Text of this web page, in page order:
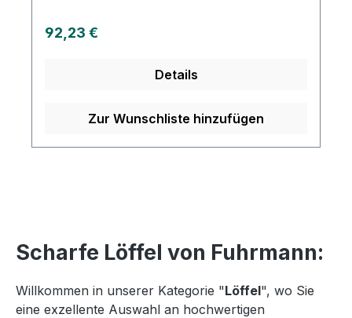
Regulärer Preis:
92,23 €
Details
Zur Wunschliste hinzufügen
Scharfe Löffel von Fuhrmann:
Willkommen in unserer Kategorie "Löffel", wo Sie
eine exzellente Auswahl an hochwertigen